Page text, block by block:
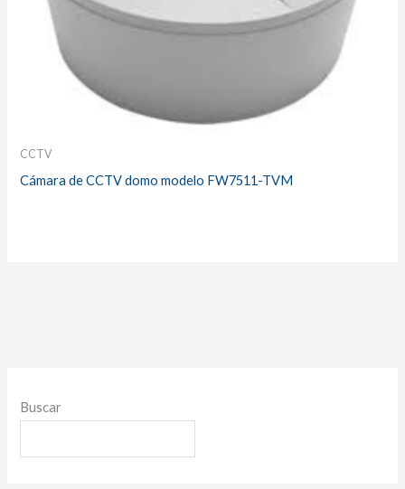
Buscar
CCTV
Cámara de CCTV domo modelo FW7511-TVM